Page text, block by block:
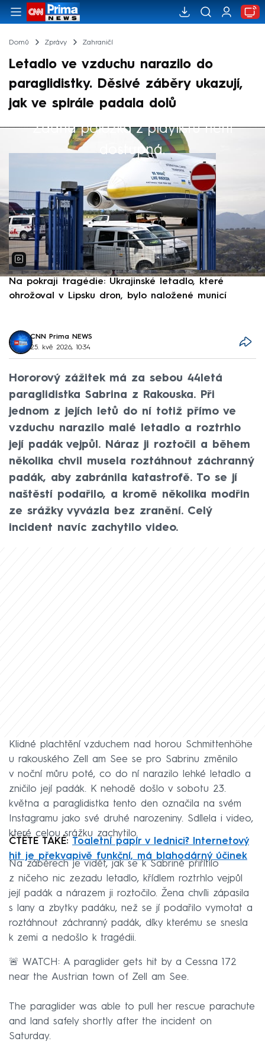
Domů Zprávy Zahraničí
Letadlo ve vzduchu narazilo do
paraglidistky. Děsivé záběry ukazují,
jak ve spirále padala dolů
Žádná položka z playlistu není
dostupná.
Výběr redakce
Na pokraji tragédie: Ukrajinské letadlo, které
ohrožoval v Lipsku dron, bylo naložené municí
CNN Prima NEWS
25. kvě 2026, 10:34
Hororový zážitek má za sebou 44letá
paraglidistka Sabrina z Rakouska. Při
jednom z jejích letů do ní totiž přímo ve
vzduchu narazilo malé letadlo a roztrhlo
její padák vejpůl. Náraz ji roztočil a během
několika chvil musela roztáhnout záchranný
padák, aby zabránila katastrofě. To se jí
naštěstí podařilo, a kromě několika modřin
ze srážky vyvázla bez zranění. Celý
incident navíc zachytilo video.
Klidné plachtění vzduchem nad horou Schmittenhöhe
u rakouského Zell am See se pro Sabrinu změnilo
v noční můru poté, co do ní narazilo lehké letadlo a
zničilo její padák. K nehodě došlo v sobotu 23.
května a paraglidistka tento den označila na svém
Instagramu jako své druhé narozeniny. Sdílela i video,
které celou srážku zachytilo.
ČTĚTE TAKÉ: Toaletní papír v lednici? Internetový
hit je překvapivě funkční, má blahodárný účinek
Na záběrech je vidět, jak se k Sabrině přiřítilo
z ničeho nic zezadu letadlo, křídlem roztrhlo vejpůl
její padák a nárazem ji roztočilo. Žena chvíli zápasila
s lany a zbytky padáku, než se jí podařilo vymotat a
roztáhnout záchranný padák, díky kterému se snesla
k zemi a nedošlo k tragédii.
🚨 WATCH: A paraglider gets hit by a Cessna 172
near the Austrian town of Zell am See.
The paraglider was able to pull her rescue parachute
and land safely shortly after the incident on
Saturday.